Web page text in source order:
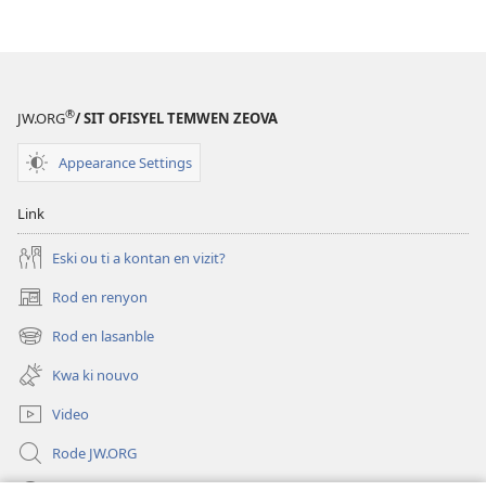
JW.ORG®/ SIT OFISYEL TEMWEN ZEOVA
Appearance Settings
Link
Eski ou ti a kontan en vizit?
Rod en renyon
(opens
new
window)
Rod en lasanble
(opens
new
window)
Kwa ki nouvo
Video
Rode JW.ORG